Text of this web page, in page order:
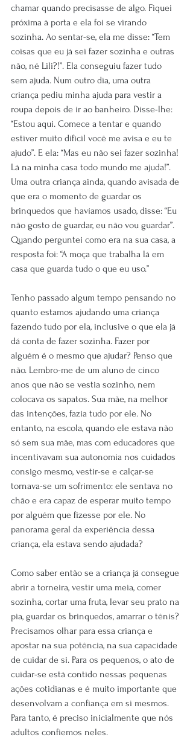
chamar quando precisasse de algo. Fiquei
próxima à porta e ela foi se virando
sozinha. Ao sentar-se, ela me disse: “Tem
coisas que eu já sei fazer sozinha e outras
não, né Lili?!”. Ela conseguiu fazer tudo
sem ajuda. Num outro dia, uma outra
criança pediu minha ajuda para vestir a
roupa depois de ir ao banheiro. Disse-lhe:
“Estou aqui. Comece a tentar e quando
estiver muito difícil você me avisa e eu te
ajudo”. E ela: “Mas eu não sei fazer sozinha!
Lá na minha casa todo mundo me ajuda!”.
Uma outra criança ainda, quando avisada de
que era o momento de guardar os
brinquedos que havíamos usado, disse: “Eu
não gosto de guardar, eu não vou guardar”.
Quando perguntei como era na sua casa, a
resposta foi: “A moça que trabalha lá em
casa que guarda tudo o que eu uso.”
Tenho passado algum tempo pensando no
quanto estamos ajudando uma criança
fazendo tudo por ela, inclusive o que ela já
dá conta de fazer sozinha. Fazer por
alguém é o mesmo que ajudar? Penso que
não. Lembro-me de um aluno de cinco
anos que não se vestia sozinho, nem
colocava os sapatos. Sua mãe, na melhor
das intenções, fazia tudo por ele. No
entanto, na escola, quando ele estava não
só sem sua mãe, mas com educadores que
incentivavam sua autonomia nos cuidados
consigo mesmo, vestir-se e calçar-se
tornava-se um sofrimento: ele sentava no
chão e era capaz de esperar muito tempo
por alguém que fizesse por ele. No
panorama geral da experiência dessa
criança, ela estava sendo ajudada?
Como saber então se a criança já consegue
abrir a torneira, vestir uma meia, comer
sozinha, cortar uma fruta, levar seu prato na
pia, guardar os brinquedos, amarrar o tênis?
Precisamos olhar para essa criança e
apostar na sua potência, na sua capacidade
de cuidar de si. Para os pequenos, o ato de
cuidar-se está contido nessas pequenas
ações cotidianas e é muito importante que
desenvolvam a confiança em si mesmos.
Para tanto, é preciso inicialmente que nós
adultos confiemos neles.